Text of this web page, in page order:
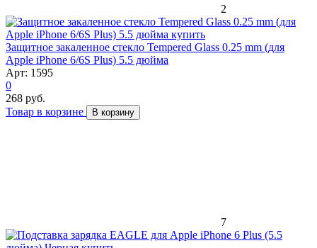
2
Защитное закаленное стекло Tempered Glass 0.25 mm (для
Apple iPhone 6/6S Plus) 5.5 дюйма
Арт: 1595
0
268 руб.
Товар в корзине
В корзину
7